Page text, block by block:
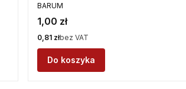
PRODUCENT
BARUM
Cena
1,00 zł
Cena
0,81 złbez VAT
Do koszyka